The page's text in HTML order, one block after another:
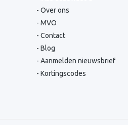
Over ons
MVO
Contact
Blog
Aanmelden nieuwsbrief
Kortingscodes